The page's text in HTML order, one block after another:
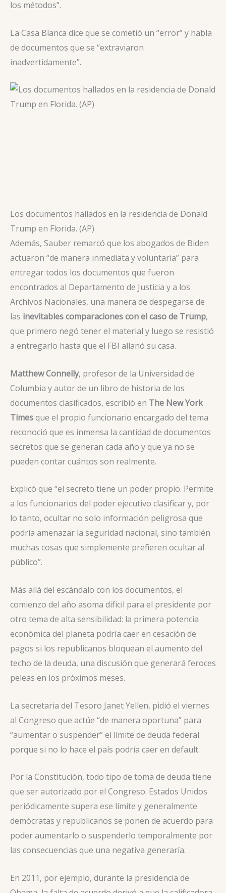
los métodos”.
La Casa Blanca dice que se cometió un “error” y habla
de documentos que se “extraviaron
inadvertidamente”.
Los documentos hallados en la residencia de Donald
Trump en Florida. (AP)
Además, Sauber remarcó que los abogados de Biden
actuaron “de manera inmediata y voluntaria” para
entregar todos los documentos que fueron
encontrados al Departamento de Justicia y a los
Archivos Nacionales, una manera de despegarse de
las inevitables comparaciones con el caso de Trump,
que primero negó tener el material y luego se resistió
a entregarlo hasta que el FBI allanó su casa.
Matthew Connelly, profesor de la Universidad de
Columbia y autor de un libro de historia de los
documentos clasificados, escribió en The New York
Timesque el propio funcionario encargado del tema
reconoció que es inmensa la cantidad de documentos
secretos que se generan cada año y que ya no se
pueden contar cuántos son realmente.
Explicó que “el secreto tiene un poder propio. Permite
a los funcionarios del poder ejecutivo clasificar y, por
lo tanto, ocultar no solo información peligrosa que
podría amenazar la seguridad nacional, sino también
muchas cosas que simplemente prefieren ocultar al
público”.
Más allá del escándalo con los documentos, el
comienzo del año asoma difícil para el presidente por
otro tema de alta sensibilidad: la primera potencia
económica del planeta podría caer en cesación de
pagos si los republicanos bloquean el aumento del
techo de la deuda, una discusión que generará feroces
peleas en los próximos meses.
La secretaria del Tesoro Janet Yellen, pidió el viernes
al Congreso que actúe “de manera oportuna” para
“aumentar o suspender” el límite de deuda federal
porque si no lo hace el país podría caer en default.
Por la Constitución, todo tipo de toma de deuda tiene
que ser autorizado por el Congreso. Estados Unidos
periódicamente supera ese límite y generalmente
demócratas y republicanos se ponen de acuerdo para
poder aumentarlo o suspenderlo temporalmente por
las consecuencias que una negativa generaría.
En 2011, por ejemplo, durante la presidencia de